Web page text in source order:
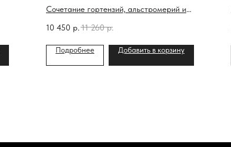
Сочетание гортензий, альстромерий и
10 450 р. 11 260 р.
Подробнее Добавить в корзину